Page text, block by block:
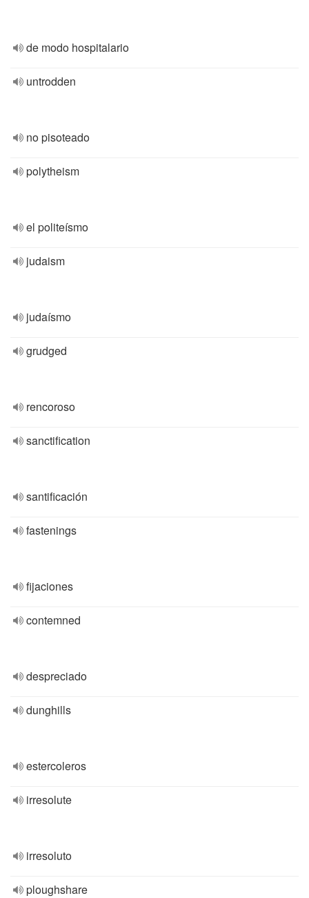
de modo hospitalario
untrodden
no pisoteado
polytheism
el politeísmo
judaism
judaísmo
grudged
rencoroso
sanctification
santificación
fastenings
fijaciones
contemned
despreciado
dunghills
estercoleros
irresolute
irresoluto
ploughshare